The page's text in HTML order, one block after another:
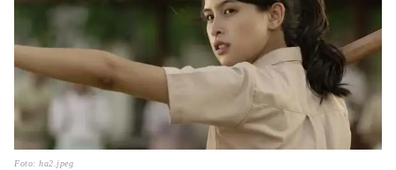
Foto: ha2.jpeg